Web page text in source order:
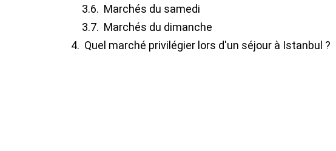
Marchés du samedi
Marchés du dimanche
Quel marché privilégier lors d'un séjour à Istanbul ?